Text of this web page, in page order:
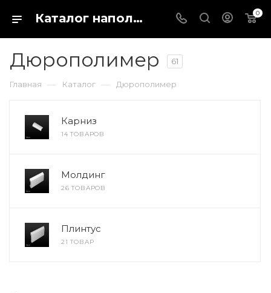
Каталог напольных покрытий в магазине Fargo-shop в городе Каталог отделочных материалов для пола и стен. Купить кварц виниловый ламинат, ПВХ плитку или паркетную доску можно в интернет-магазине Fargo-shop в городе Коломна 0
Дюрополимер 61
Главная — Каталог — Дюрополимер
Карниз
14 ТОВАРОВ
Молдинг
26 ТОВАРОВ
Плинтус
21 ТОВАР